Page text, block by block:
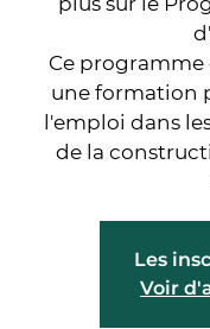
Ce
une formation
l'emploi dans
de la
Les
Voir